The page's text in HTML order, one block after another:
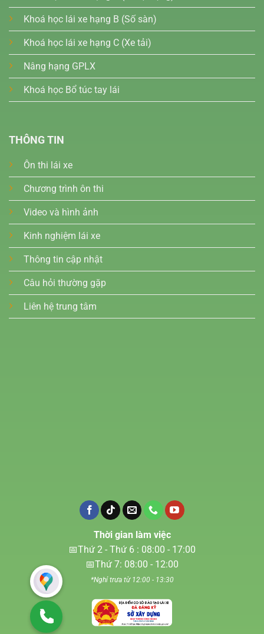
Khoá học lái xe hạng B (Số sàn)
Khoá học lái xe hạng C (Xe tải)
Nâng hạng GPLX
Khoá học Bổ túc tay lái
THÔNG TIN
Ôn thi lái xe
Chương trình ôn thi
Video và hình ảnh
Kinh nghiệm lái xe
Thông tin cập nhật
Câu hỏi thường gặp
Liên hệ trung tâm
Thời gian làm việc
📅Thứ 2 - Thứ 6 : 08:00 - 17:00
📅Thứ 7: 08:00 - 12:00
*Nghỉ trưa từ 12:00 - 13:30